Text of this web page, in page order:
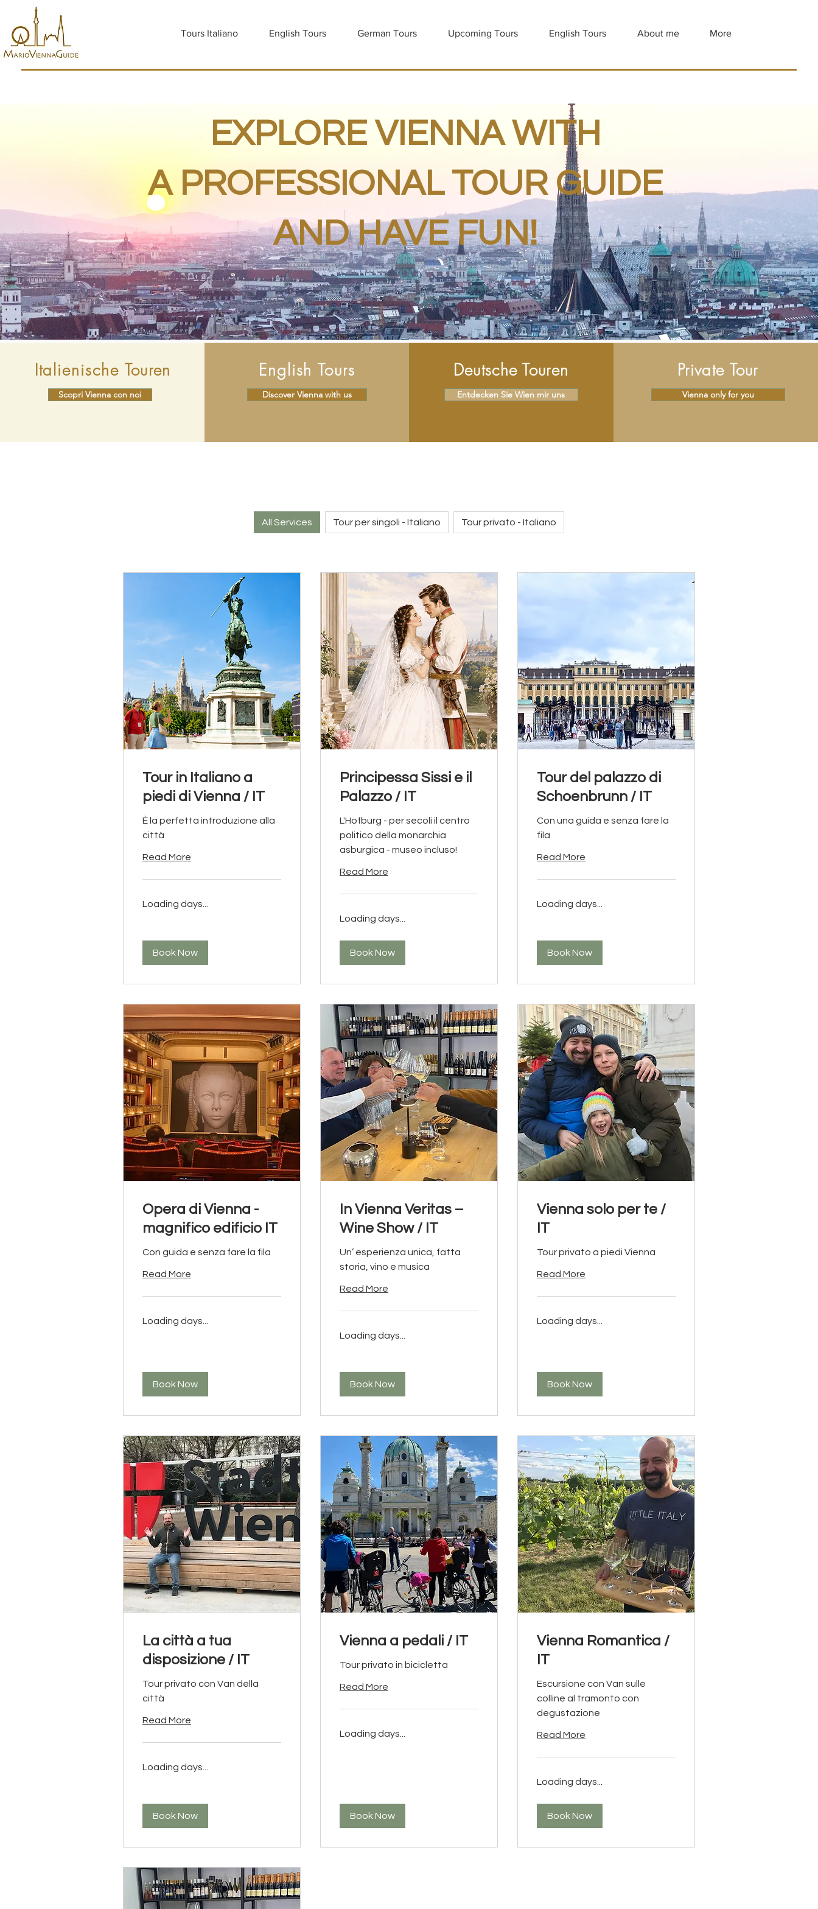
Tours Italiano English Tours German Tours Upcoming Tours English Tours About me More
EXPLORE VIENNA WITH
A PROFESSIONAL TOUR GUIDE
AND HAVE FUN!
Italienische Touren
Scopri Vienna con noi
English Tours
Discover Vienna with us
Deutsche Touren
Entdecken Sie Wien mir uns
Private Tour
Vienna only for you
All Services Tour per singoli - Italiano Tour privato - Italiano
Tour in Italiano a
piedi di Vienna / IT
È la perfetta introduzione alla
città
Read More
Loading days...
Book Now
Principessa Sissi e il
Palazzo / IT
L'Hofburg - per secoli il centro
politico della monarchia
asburgica - museo incluso!
Read More
Loading days...
Book Now
Tour del palazzo di
Schoenbrunn / IT
Con una guida e senza fare la
fila
Read More
Loading days...
Book Now
Opera di Vienna -
magnifico edificio IT
Con guida e senza fare la fila
Read More
Loading days...
Book Now
In Vienna Veritas –
Wine Show / IT
Un’ esperienza unica, fatta
storia, vino e musica
Read More
Loading days...
Book Now
Vienna solo per te /
IT
Tour privato a piedi Vienna
Read More
Loading days...
Book Now
La città a tua
disposizione / IT
Tour privato con Van della
città
Read More
Loading days...
Book Now
Vienna a pedali / IT
Tour privato in bicicletta
Read More
Loading days...
Book Now
Vienna Romantica /
IT
Escursione con Van sulle
colline al tramonto con
degustazione
Read More
Loading days...
Book Now